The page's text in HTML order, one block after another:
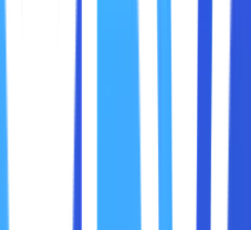
pemula.
hosting tradisional biasanya
hosting.